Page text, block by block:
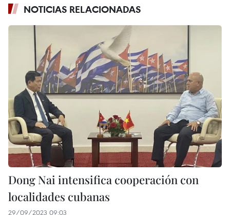
NOTICIAS RELACIONADAS
Dong Nai intensifica cooperación con
localidades cubanas
29/09/2023 09:03